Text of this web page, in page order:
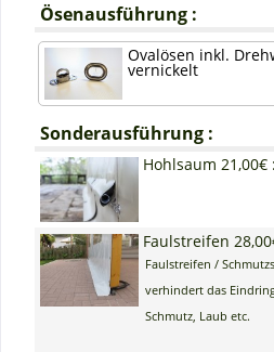
Ösenausführung :
Ovalösen inkl.
vernickelt
Sonderausführung :
Hohlsaum 21,00€ :
Faulstreifen
Faulstreifen /
verhindert das
Schmutz, Laub etc.